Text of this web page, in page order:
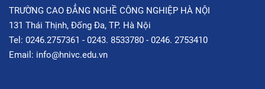
TRƯỜNG CAO ĐẲNG NGHỀ CÔNG NGHIỆP HÀ NỘI
131 Thái Thịnh, Đống Đa, TP. Hà Nội
Tel: 0246.2757361 - 0243. 8533780 - 0246. 2753410
Email: info@hnivc.edu.vn